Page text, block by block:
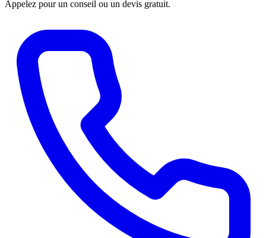
Appelez pour un conseil ou un devis gratuit.